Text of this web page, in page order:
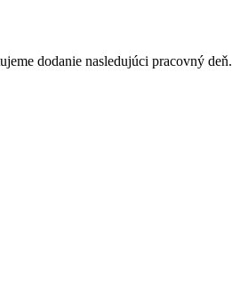
dodanie nasledujúci pracovný deň.